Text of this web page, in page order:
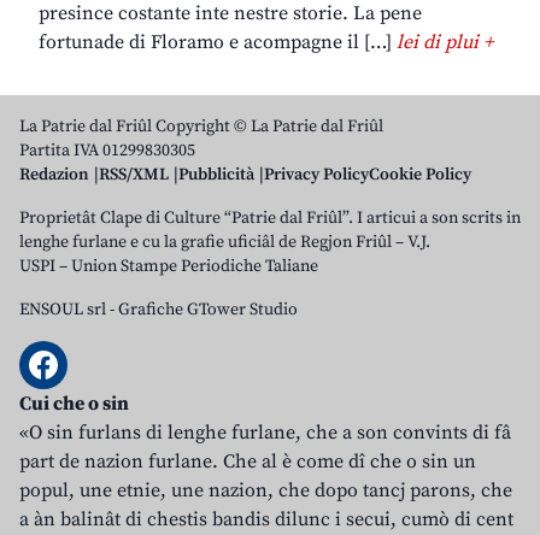
presince costante inte nestre storie. La pene
fortunade di Floramo e acompagne il […] lei di plui +
La Patrie dal Friûl Copyright © La Patrie dal Friûl
Partita IVA 01299830305
Redazion RSS/XML Pubblicità Privacy PolicyCookie Policy
Proprietât Clape di Culture “Patrie dal Friûl”. I articui a son scrits in
lenghe furlane e cu la grafie uficiâl de Regjon Friûl – V.J.
USPI – Union Stampe Periodiche Taliane
ENSOUL srl-Grafiche GTower Studio
Cui che o sin
«O sin furlans di lenghe furlane, che a son convints di fâ
part de nazion furlane. Che al è come dî che o sin un
popul, une etnie, une nazion, che dopo tancj parons, che
a àn balinât di chestis bandis dilunc i secui, cumò di cent